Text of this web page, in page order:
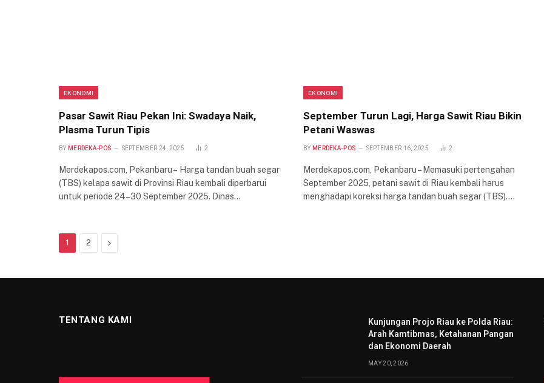
EKONOMI
Pasar Sawit Riau Pekan Ini: Swadaya Naik,
Plasma Turun Tipis
BY MERDEKA-POS SEPTEMBER 24, 2025 2
Merdekapos.com, Pekanbaru – Harga tandan buah segar
(TBS) kelapa sawit di Provinsi Riau kembali diperbarui
untuk periode 24–30 September 2025. Dinas…
EKONOMI
September Turun Lagi, Harga Sawit Riau Bikin
Petani Waswas
BY MERDEKA-POS SEPTEMBER 16, 2025 2
Merdekapos.com, Pekanbaru – Memasuki pertengahan
September 2025, petani sawit di Riau kembali harus
menghadapi koreksi harga tandan buah segar (TBS).…
1 2 Next
TENTANG KAMI
Kunjungan Projo Riau ke Polda Riau:
Arah Kamtibmas, Ketahanan Pangan
dan Ekonomi Daerah
MAY 20, 2026